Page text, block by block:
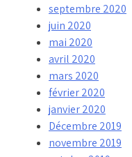
septembre 2020
juin 2020
mai 2020
avril 2020
mars 2020
février 2020
janvier 2020
Décembre 2019
novembre 2019